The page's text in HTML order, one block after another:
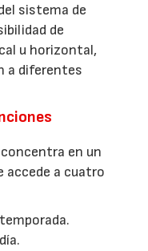
sistema de
de
u horizontal,
a diferentes
en un
accede a cuatro